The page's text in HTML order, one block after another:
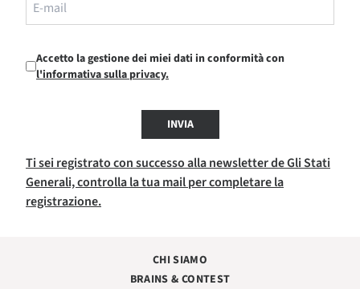
Accetto la gestione dei miei dati in conformità con
l'informativa sulla privacy.
INVIA
Ti sei registrato con successo alla newsletter de Gli Stati
Generali, controlla la tua mail per completare la
registrazione.
CHI SIAMO
BRAINS & CONTEST